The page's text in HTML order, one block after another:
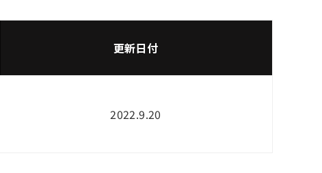
更新日付
2022.9.20